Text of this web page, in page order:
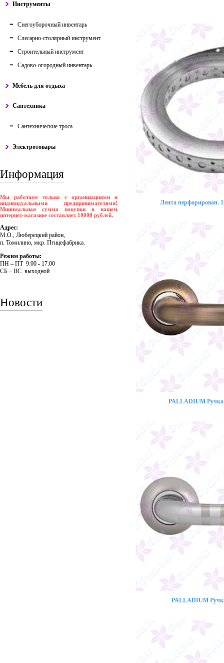
Инструменты
Снегоуборочный инвентарь
Слесарно-столярный инструмент
Строительный инструмент
Садово-огородный инвентарь
Мебель для отдыха
Сантехника
Сантехнические троса
Электротовары
Информация
Мы работаем только с организациями и
индивидуальными предпринимателями!
Минимальная сумма покупки в нашем
интернет-магазине составляет 10000 рублей.
Адрес:
М.О., Люберецкий район,
п. Томилино, мкр. Птицефабрика.
Режим работы:
ПH – ПT 9:00 - 17:00
CБ – BC выходной
Новости
Лента перфорирован.
PALLADIUM Ручка
PALLADIUM